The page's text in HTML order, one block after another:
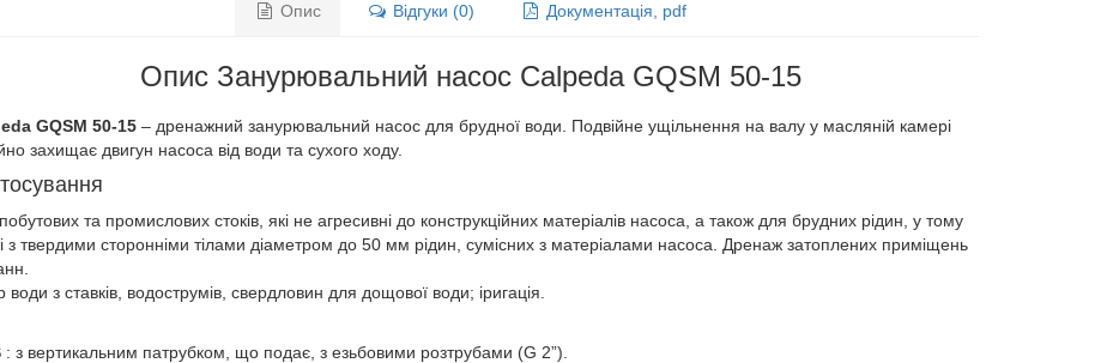
Опис Відгуки (0) Документація, pdf
Опис Занурювальний насос Calpeda GQSM 50-15
GQSM 50-15– дренажний занурювальний насос для брудної води. Подвійне ущільнення на валу у масляній камері
захищає двигун насоса від води та сухого ходу.
та промислових стоків, які не агресивні до конструкційних матеріалів насоса, а також для брудних рідин, у тому
з твердими сторонніми тілами діаметром до 50 мм рідин, сумісних з матеріалами насоса. Дренаж затоплених приміщень
води з ставків, водострумів, свердловин для дощової води; іригація.
: з вертикальним патрубком, що подає, з езьбовими розтрубами (G 2”).